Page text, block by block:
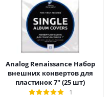
Analog Renaissance Набор
внешних конвертов для
пластинок 7" (25 шт)
1